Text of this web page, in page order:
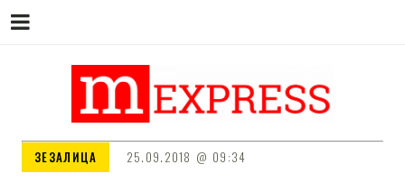
M EXPRESS
ЗЕЗАЛИЦА 25.09.2018 09:34